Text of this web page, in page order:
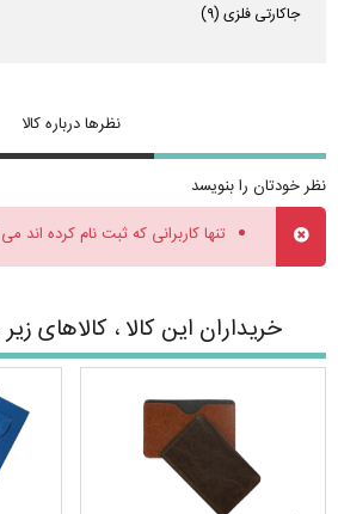
جاکارتی فلزی (۹)
نظرها درباره کالا
نظر خودتان را بنویسد
تنها کاربرانی که ثبت نام کرده اند
خریداران این کالا ، کالاهای